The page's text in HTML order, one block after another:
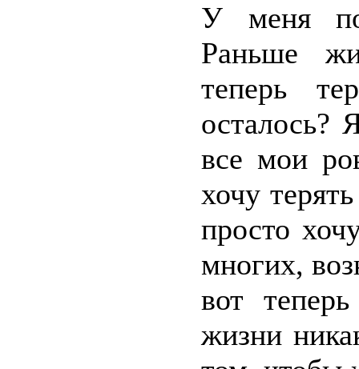
У меня
Раньше
теперь
осталось?
все мои
хочу
просто
многих,
вот
жизни